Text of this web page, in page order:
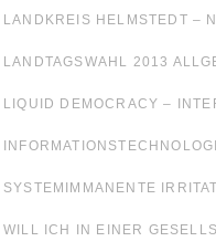
LANDKREIS HELMSTEDT –
LANDTAGSWAHL 2013
LIQUID DEMOCRACY –
SYSTEMIMMANENTE
WILL ICH IN EINER